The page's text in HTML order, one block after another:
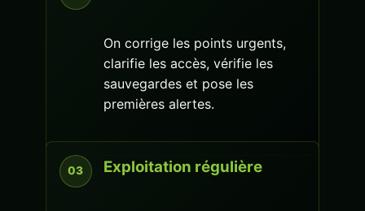
On corrige les points urgents,
clarifie les accès, vérifie les
sauvegardes et pose les
premières alertes.
Exploitation régulière